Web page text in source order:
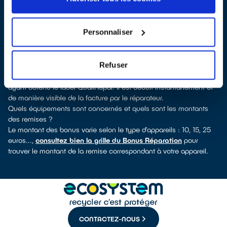
Personnaliser
Refuser
pouvez consulter notreannuaire de réparateurs labellisés
QualiRépar. En cliquant sur la fiche détaillée du réparateur, vous
label. Réfrigérateur, sèche-linge, petit électroménager, télévision,
smartphone, outils électriques : à chaque famille d’appareils son
réparateur spécialisé et labellisé QualiRépar.
Comment bénéficier du Bonus Réparation à Valréas ?
Le Bonus Réparation est en vigueur chez tous les réparateurs
ayant obtenu le label QualiRépar. Il est déduit instantanément et
de manière visible de la facture par le réparateur.
Quels équipements sont concernés et quels sont les montants
des remises ?
Le montant des bonus varie selon le type d’appareils : 10, 15, 25
euros..., consultez bien la grille du Bonus Réparation pour
trouver le montant de la remise correspondant à votre appareil.
CONTACTEZ-NOUS